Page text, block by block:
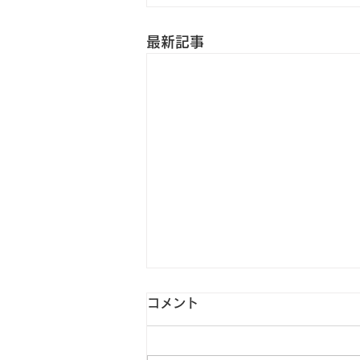
最新記事
暑い中、塾に来る生徒たちへ
コメント